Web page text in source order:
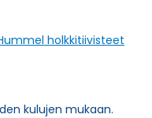
holkkitiivisteet
kulujen mukaan.